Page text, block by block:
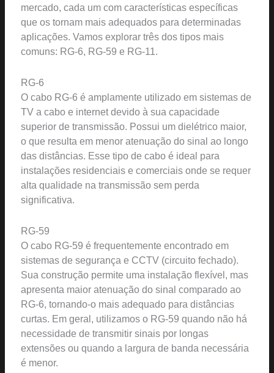
mercado, cada um com características específicas
que os tornam mais adequados para determinadas
aplicações. Vamos explorar três dos tipos mais
comuns: RG-6, RG-59 e RG-11.
RG-6
O cabo RG-6 é amplamente utilizado em sistemas de
TV a cabo e internet devido à sua capacidade
superior de transmissão. Possui um dielétrico maior,
o que resulta em menor atenuação do sinal ao longo
das distâncias. Esse tipo de cabo é ideal para
instalações residenciais e comerciais onde se requer
alta qualidade na transmissão sem perda
significativa.
RG-59
O cabo RG-59 é frequentemente encontrado em
sistemas de segurança e CCTV (circuito fechado).
Sua construção permite uma instalação flexível, mas
apresenta maior atenuação do sinal comparado ao
RG-6, tornando-o mais adequado para distâncias
curtas. Em geral, utilizamos o RG-59 quando não há
necessidade de transmitir sinais por longas
extensões ou quando a largura de banda necessária
é menor.